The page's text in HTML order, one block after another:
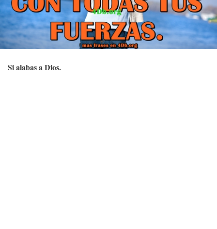
Si alabas a Dios.